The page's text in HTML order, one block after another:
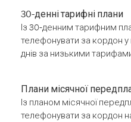
30-денні тарифні плани
Із 30-денним тарифним
телефонувати за кордон у
днів за низькими
Плани місячної
Із планом місячної
телефонувати за кордон